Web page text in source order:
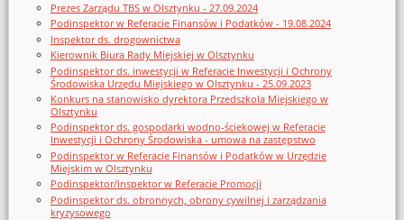
Prezes Zarządu TBS w Olsztynku - 27.09.2024
Podinspektor w Referacie Finansów i Podatków - 19.08.2024
Inspektor ds. drogownictwa
Kierownik Biura Rady Miejskiej w Olsztynku
Podinspektor ds. inwestycji w Referacie Inwestycji i Ochrony
Środowiska Urzędu Miejskiego w Olsztynku - 25.09.2023
Konkurs na stanowisko dyrektora Przedszkola Miejskiego w
Olsztynku
Podinspektor ds. gospodarki wodno-ściekowej w Referacie
Inwestycji i Ochrony Środowiska - umowa na zastępstwo
Podinspektor w Referacie Finansów i Podatków w Urzędzie
Miejskim w Olsztynku
Podinspektor/inspektor w Referacie Promocji
Podinspektor ds. obronnych, obrony cywilnej i zarządzania
kryzysowego